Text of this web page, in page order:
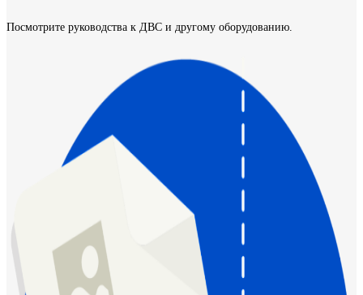
Посмотрите руководства к ДВС и другому оборудованию.